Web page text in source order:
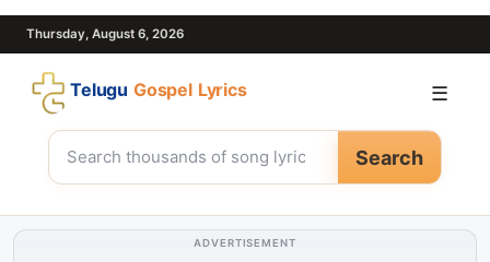
Thursday, August 6, 2026
Telugu Gospel Lyrics
Search
☰
ADVERTISEMENT